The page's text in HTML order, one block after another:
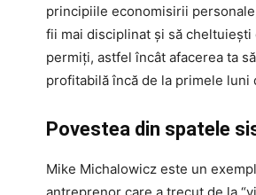
principiile economisirii
fii mai disciplinat și să cheltuiești
permiți, astfel încât afacerea ta
profitabilă încă de la primele luni
Povestea din spatele
Mike Michalowicz este un